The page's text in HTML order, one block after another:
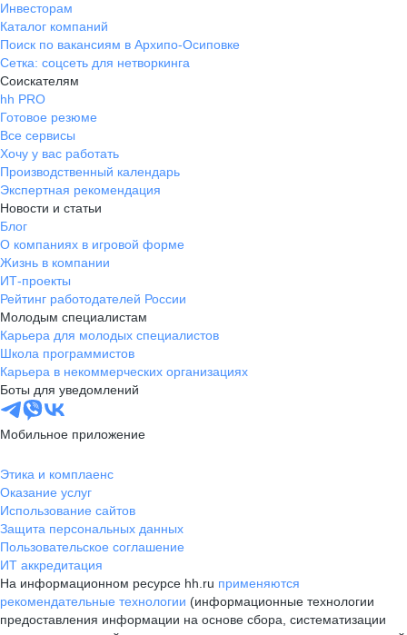
Инвесторам
Каталог компаний
Поиск по вакансиям в Архипо-Осиповке
Сетка: соцсеть для нетворкинга
Соискателям
hh PRO
Готовое резюме
Все сервисы
Хочу у вас работать
Производственный календарь
Экспертная рекомендация
Новости и статьи
Блог
О компаниях в игровой форме
Жизнь в компании
ИТ-проекты
Рейтинг работодателей России
Молодым специалистам
Карьера для молодых специалистов
Школа программистов
Карьера в некоммерческих организациях
Боты для уведомлений
Мобильное приложение
Этика и комплаенс
Оказание услуг
Использование сайтов
Защита персональных данных
Пользовательское соглашение
ИТ аккредитация
На информационном ресурсе hh.ru применяются
рекомендательные технологии (информационные технологии
предоставления информации на основе сбора, систематизации